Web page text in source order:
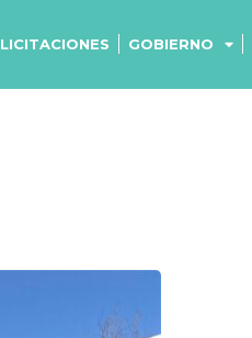
LICITACIONES GOBIERNO